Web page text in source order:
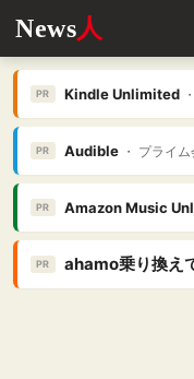
News人
PR Kindle Unlimited
PR Audible・ プライム
PR Amazon Music
PR ahamo乗り換え